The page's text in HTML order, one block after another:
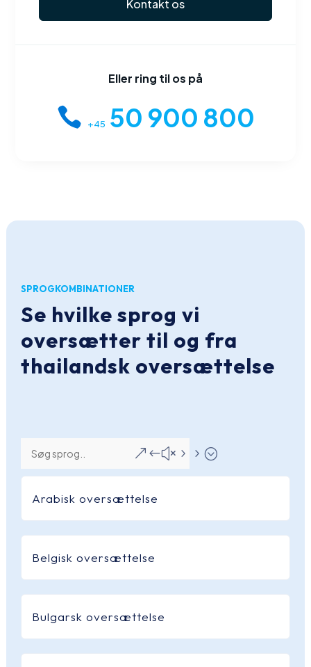
Kontakt os
Eller ring til os på
+45 50 900 800
SPROGKOMBINATIONER
Se hvilke sprog vi
oversætter til og fra
thailandsk oversættelse
&#x55;
Arabisk oversættelse
Belgisk oversættelse
Bulgarsk oversættelse